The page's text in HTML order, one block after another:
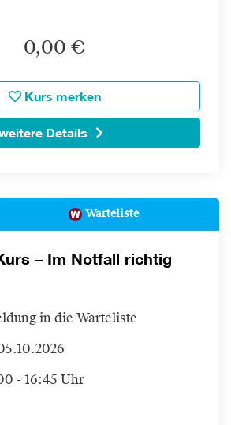
0,00 €
Kurs merken
Details
Warteliste
– Im Notfall richtig
in die Warteliste
- 16:45 Uhr